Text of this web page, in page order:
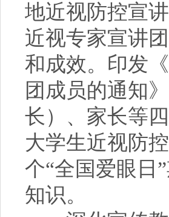
地近视防控宣
近视专家宣讲
和成效。印发
团成员的通知
长）、家长等
大学生近视防
个“全国爱眼日
知识。